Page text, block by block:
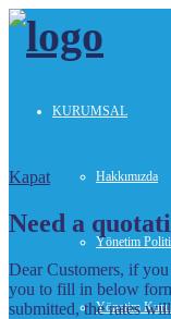
KURUMSAL
Hakkımızda
Yönetim
Yönetim
Kapat
Need a
Dear Customers, if
you to fill in below
submitted, the rates